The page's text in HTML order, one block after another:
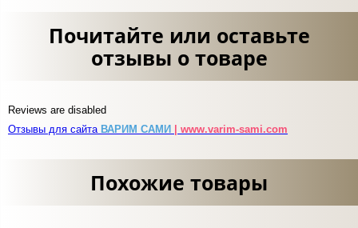
Почитайте или оставьте
отзывы о товаре
Reviews are disabled
Отзывы для сайта ВАРИМ САМИ | www.varim-sami.com
Похожие товары